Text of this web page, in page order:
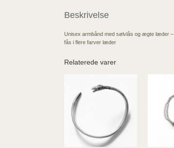
Beskrivelse
Unisex armbånd med sølvlås og ægte læder –
fås i flere farver læder
Relaterede varer